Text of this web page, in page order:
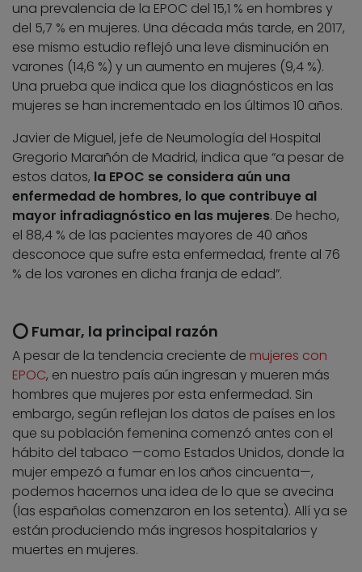
una prevalencia de la EPOC del 15,1 % en hombres y
del 5,7 % en mujeres. Una década más tarde, en 2017,
ese mismo estudio reflejó una leve disminución en
varones (14,6 %) y un aumento en mujeres (9,4 %).
Una prueba que indica que los diagnósticos en las
mujeres se han incrementado en los últimos 10 años.
Javier de Miguel, jefe de Neumología del Hospital
Gregorio Marañón de Madrid, indica que “a pesar de
estos datos, la EPOC se considera aún una
enfermedad de hombres, lo que contribuye al
mayor infradiagnóstico en las mujeres. De hecho,
el 88,4 % de las pacientes mayores de 40 años
desconoce que sufre esta enfermedad, frente al 76
% de los varones en dicha franja de edad”.
⭕ Fumar, la principal razón
A pesar de la tendencia creciente de mujeres con
EPOC, en nuestro país aún ingresan y mueren más
hombres que mujeres por esta enfermedad. Sin
embargo, según reflejan los datos de países en los
que su población femenina comenzó antes con el
hábito del tabaco —como Estados Unidos, donde la
mujer empezó a fumar en los años cincuenta—,
podemos hacernos una idea de lo que se avecina
(las españolas comenzaron en los setenta). Allí ya se
están produciendo más ingresos hospitalarios y
muertes en mujeres.